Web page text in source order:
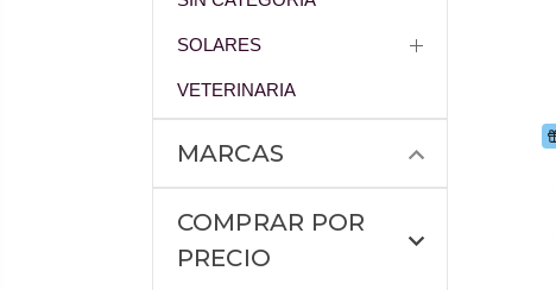
SOLARES
VETERINARIA
MARCAS
COMPRAR POR
PRECIO